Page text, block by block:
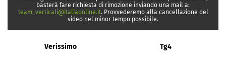
basterà fare richiesta di rimozione inviando una mail a:
team_verticali@italiaonline.it. Provvederemo alla cancellazione del
video nel minor tempo possibile.
Verissimo Tg4